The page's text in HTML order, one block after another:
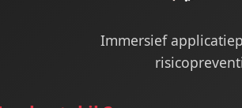
Immersief